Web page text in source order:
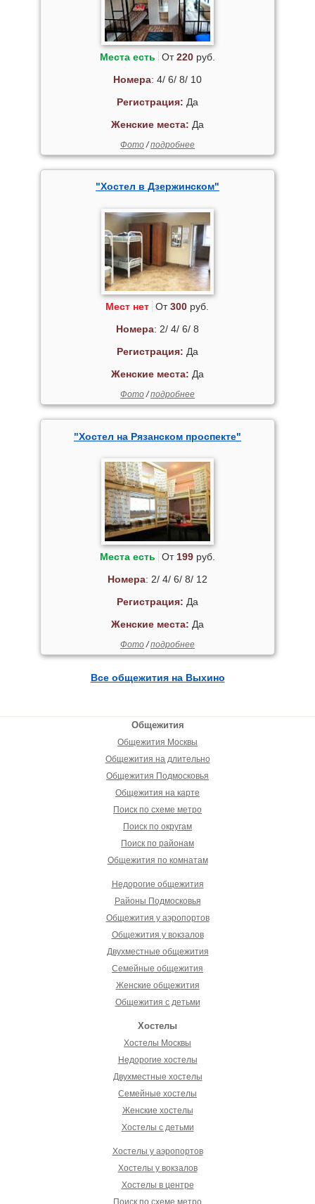
Места есть От220руб.
Номера: 4/ 6/ 8/ 10
Регистрация: Да
Женские места: Да
Фото/подробнее
"Хостел в Дзержинском"
Мест нет От300 руб.
Номера: 2/ 4/ 6/ 8
Регистрация: Да
Женские места: Да
Фото/подробнее
"Хостел на Рязанском проспекте"
Места есть От 199руб.
Номера: 2/ 4/ 6/ 8/ 12
Регистрация: Да
Женские места: Да
Фото/подробнее
Все общежития на Выхино
Общежития
Общежития Москвы
Общежития на длительно
Общежития Подмосковья
Общежития на карте
Поиск по схеме метро
Поиск по округам
Поиск по районам
Общежития по комнатам
Недорогие общежития
Районы Подмосковья
Общежития у аэропортов
Общежития у вокзалов
Двухместные общежития
Семейные общежития
Женские общежития
Общежития с детьми
Хостелы
Хостелы Москвы
Недорогие хостелы
Двухместные хостелы
Семейные хостелы
Женские хостелы
Хостелы с детьми
Хостелы у аэропортов
Хостелы у вокзалов
Хостелы в центре
Поиск по схеме метро